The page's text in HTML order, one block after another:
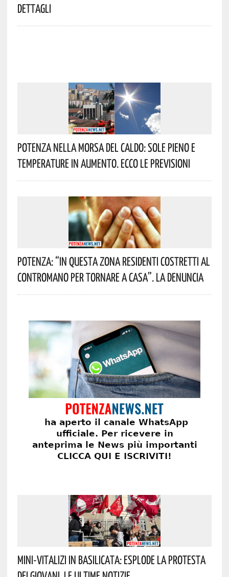
Dettagli
Potenza Nella Morsa Del Caldo: Sole Pieno E
Temperature In Aumento. Ecco Le Previsioni
Potenza: “In Questa Zona Residenti Costretti Al
Contromano Per Tornare A Casa”. La Denuncia
Mini-Vitalizi In Basilicata: Esplode La Protesta